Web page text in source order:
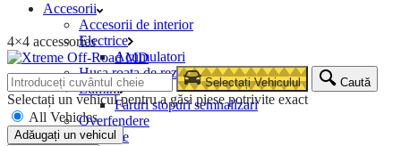
Accesorii
Accesorii de interior
Electrice
Acumulatori
Husa roata de rezerva
Lumini
Faruri stopuri semnalizari
Overfendere
Snorkele
4×4 accessories
Selectați Vehiculul Caută
Selectați un vehicul pentru a găsi piese potrivite exact
All Vehicles
Adăugați un vehicul